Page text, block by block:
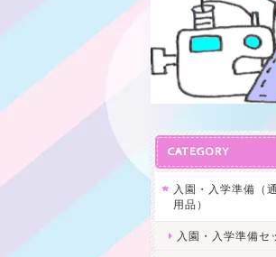
CATEGORY
入園・入学準備（
用品）
入園・入学準備セ